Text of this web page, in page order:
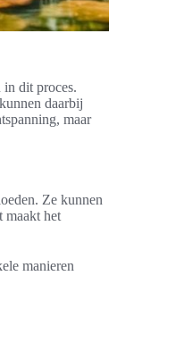
in dit proces.
daarbij
maar
Ze kunnen
maakt het
manieren